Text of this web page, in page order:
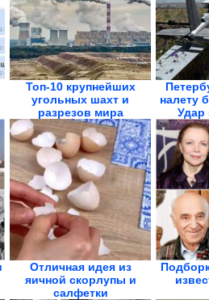
Топ-10 крупнейших
угольных шахт и
разрезов мира
налету
Удар
Отличная идея из
яичной скорлупы и
салфетки